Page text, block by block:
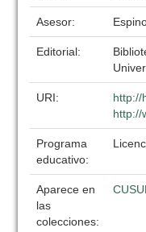
Asesor:
Editorial:
URI:
http://
http://
Programa
educativo:
Aparece en
las
colecciones: